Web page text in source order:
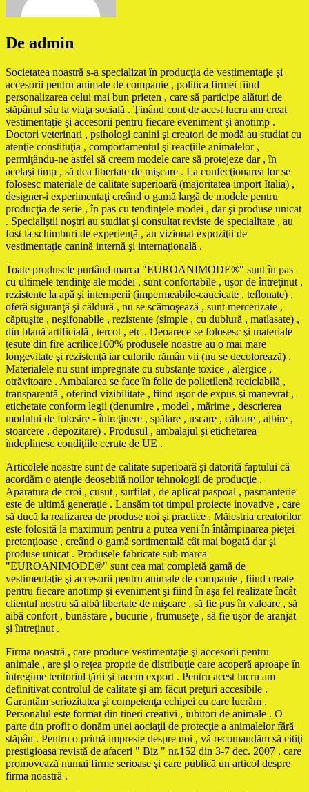
De admin
Societatea noastră s-a specializat în producţia de vestimentaţie şi
accesorii pentru animale de companie , politica firmei fiind
personalizarea celui mai bun prieten , care să participe alături de
stăpânul său la viaţa socială . Ţinând cont de acest lucru am creat
vestimentaţie şi accesorii pentru fiecare eveniment şi anotimp .
Doctori veterinari , psihologi canini şi creatori de modă au studiat cu
atenţie constituţia , comportamentul şi reacţiile animalelor ,
permiţându-ne astfel să creem modele care să protejeze dar , în
acelaşi timp , să dea libertate de mişcare . La confecţionarea lor se
folosesc materiale de calitate superioară (majoritatea import Italia) ,
designer-i experimentaţi creând o gamă largă de modele pentru
producţia de serie , în pas cu tendinţele modei , dar şi produse unicat
. Specialiştii noştri au studiat şi consultat reviste de specialitate , au
fost la schimburi de experienţă , au vizionat expoziţii de
vestimentaţie canină internă şi internaţională .
Toate produsele purtând marca "EUROANIMODE®" sunt în pas
cu ultimele tendinţe ale modei , sunt confortabile , uşor de întreţinut ,
rezistente la apă şi intemperii (impermeabile-caucicate , teflonate) ,
oferă siguranţă şi căldură , nu se scămoşează , sunt mercerizate ,
căptuşite , neşifonabile , rezistente (simple , cu dublură , matlasate) ,
din blană artificială , tercot , etc . Deoarece se folosesc şi materiale
ţesute din fire acrilice100% produsele noastre au o mai mare
longevitate şi rezistenţă iar culorile rămân vii (nu se decolorează) .
Materialele nu sunt impregnate cu substanţe toxice , alergice ,
otrăvitoare . Ambalarea se face în folie de polietilenă reciclabilă ,
transparentă , oferind vizibilitate , fiind uşor de expus şi manevrat ,
etichetate conform legii (denumire , model , mărime , descrierea
modului de folosire - întreţinere , spălare , uscare , călcare , albire ,
stoarcere , depozitare) . Produsul , ambalajul şi etichetarea
îndeplinesc condiţiile cerute de UE .
Articolele noastre sunt de calitate superioară şi datorită faptului că
acordăm o atenţie deosebită noilor tehnologii de producţie .
Aparatura de croi , cusut , surfilat , de aplicat paspoal , pasmanterie
este de ultimă generaţie . Lansăm tot timpul proiecte inovative , care
să ducă la realizarea de produse noi şi practice . Măiestria creatorilor
este folosită la maximum pentru a putea veni în întâmpinarea pieţei
pretenţioase , creând o gamă sortimentală cât mai bogată dar şi
produse unicat . Produsele fabricate sub marca
"EUROANIMODE®" sunt cea mai completă gamă de
vestimentaţie şi accesorii pentru animale de companie , fiind create
pentru fiecare anotimp şi eveniment şi fiind în aşa fel realizate încât
clientul nostru să aibă libertate de mişcare , să fie pus în valoare , să
aibă confort , bunăstare , bucurie , frumuseţe , să fie uşor de aranjat
şi întreţinut .
Firma noastră , care produce vestimentaţie şi accesorii pentru
animale , are şi o reţea proprie de distribuţie care acoperă aproape în
întregime teritoriul ţării şi facem export . Pentru acest lucru am
definitivat controlul de calitate şi am făcut preţuri accesibile .
Garantăm seriozitatea şi competenţa echipei cu care lucrăm .
Personalul este format din tineri creativi , iubitori de animale . O
parte din profit o donăm unei aociaţii de protecţie a animalelor fără
stăpân . Pentru o primă impresie despre noi , vă recomandăm să citiţi
prestigioasa revistă de afaceri " Biz " nr.152 din 3-7 dec. 2007 , care
promovează numai firme serioase şi care publică un articol despre
firma noastră .